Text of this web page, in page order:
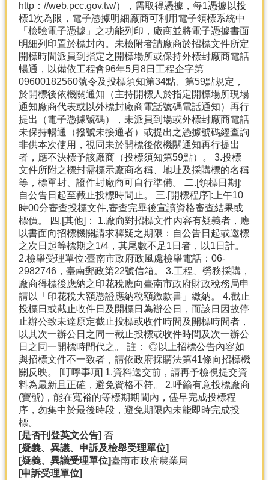
http：//web.pcc.gov.tw/），需取得憑據，每1憑據以投
標1次為限，電子憑據明細廠商可利用電子領標系統中
「檢驗電子憑據」之功能列印，廠商並將電子憑據書面
明細列印置於標封內。未檢附者請廠商於招標文件所定
開標時間派員到指定之開標場所或保持外標封廠商電話
暢通，以備依工程會96年5月8日工程企字第
09600182560號令及投標須知第34點、第59點規定，
於開標後依機關通知（主持開標人於指定開標場所現場
通知廠商代表或以外標封廠商電話號碼電話通知）再行
提出（電子憑據號碼），未派員到場或外標封廠商電話
未保持暢通（撥號未接通者）或提出之憑據號碼經查詢
非供本次使用，視同未於開標後依機關通知再行提出
者，應不決標予該廠商（投標須知第59點）。 3.投標
文件所附之標封需標示廠商名稱、地址及採購標的名稱
等，標單封、證件封廠商可自行準備。 二.[領標日期]:
自公告日起至截止投標時間止。 三.[開標程序]:上午10
時00分審查投標文件,審查完畢後宣讀資格審查結果或
標價。 四.[其他]： 1.廠商對招標文件內容有疑義者，應
以書面向招標機關請求釋疑之期限：自公告日起或邀標
之次日起等標期之1/4，其尾數不足1日者，以1日計。
2.檢舉受理單位:臺南市政府政風處檢舉電話：06-
2982746，臺南郵政第22號信箱。 3.工程、勞務採購，
廠商得標後應納之印花稅應向臺南市政府財政稅務局申
請以「印花稅大額憑證應納稅額繳款書」繳納。 4.截止
投標日或截止收件日及開標日為辦公日，而該日因故停
止辦公致未達原定截止投標或收件時間及開標時間者，
以其次一辦公日之同一截止投標或收件時間及次一辦公
日之同一開標時間代之。 註： ◎以上招標公告內容如
與招標文件不一致者，請依政府採購法第41條向招標機
關反映。 [叮嚀事項] 1.資料送交前，請再予檢視提交資
料為最新且正確，避免資格不符。 2.呼籲有意投標廠商
(寶號)，能在寬裕的等標期期間內，儘早完成投標程
序，勿集中於最後時段，避免期限內未能即時完成投
標。
[是否刊登英文公告] 否
[疑義、異議、申訴及檢舉受理單位]
[疑義、異議受理單位]臺南市政府農業局
[申訴受理單位]